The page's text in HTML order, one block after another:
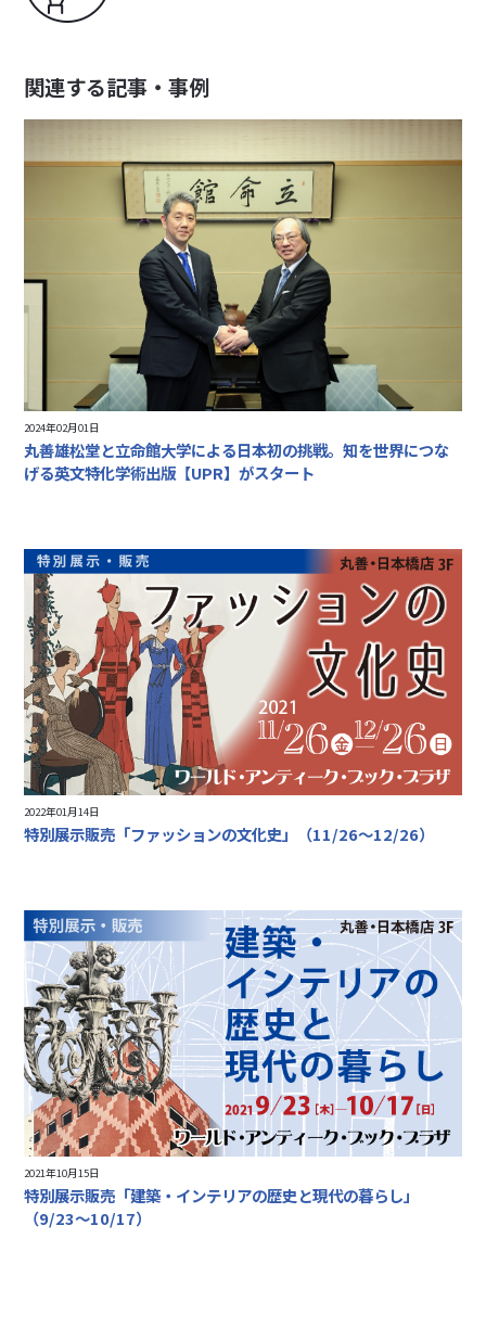
関連する記事・事例
2024年02月01日
丸善雄松堂と立命館大学による日本初の挑戦。知を世界につな
げる英文特化学術出版【UPR】がスタート
2022年01月14日
特別展示販売「ファッションの文化史」（11/26～12/26）
2021年10月15日
特別展示販売「建築・インテリアの歴史と現代の暮らし」
（9/23～10/17）